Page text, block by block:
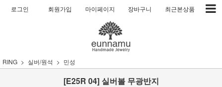
로그인 회원가입 마이페이지 장바구니 최근본상품
RING 실버/원석 민성
[E25R 04] 실버볼 무광반지